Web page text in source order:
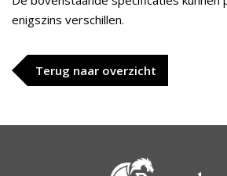
enigszins verschillen.
Terug naar overzicht